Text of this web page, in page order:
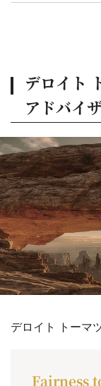
デロイト
アドバイ
デロイト トーマ
Fairness